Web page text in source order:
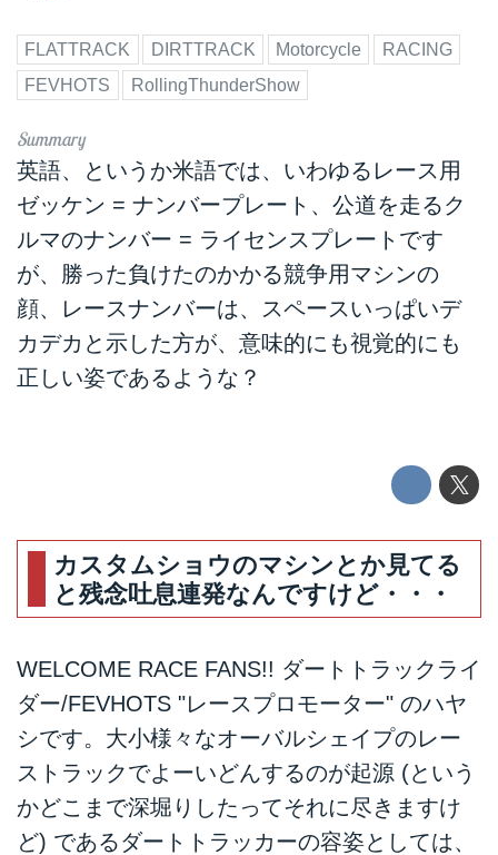
FLATTRACK DIRTTRACK Motorcycle
RACING
FEVHOTS
RollingThunderShow
英語、というか米語では、いわゆるレース用
ゼッケン = ナンバープレート、公道を走るク
ルマのナンバー = ライセンスプレートです
が、勝った負けたのかかる競争用マシンの
顔、レースナンバーは、スペースいっぱいデ
カデカと示した方が、意味的にも視覚的にも
正しい姿であるような？
カスタムショウのマシンとか見てる
と残念吐息連発なんですけど・・・
WELCOME RACE FANS!! ダートトラックライ
ダー/FEVHOTS "レースプロモーター" のハヤ
シです。大小様々なオーバルシェイプのレー
ストラックでよーいどんするのが起源 (という
かどこまで深堀りしたってそれに尽きますけ
ど) であるダートトラッカーの容姿としては、